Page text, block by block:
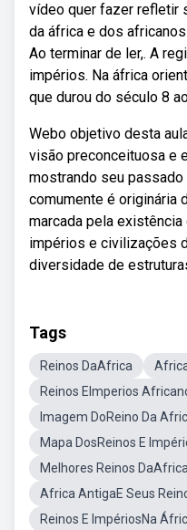
vídeo quer fazer refletir
da áfrica e dos
Ao terminar de ler,. A
impérios. Na áfrica
que durou do século 8
Webo objetivo desta
visão preconceituosa e
mostrando seu
comumente é originária
marcada pela
impérios e civilizações
diversidade de
Tags
Reinos DaAfrica
Reinos EImperios
Imagem DoReino Da
Mapa DosReinos E
Melhores Reinos DaAfrica
Africa AntigaE Seus
Reinos E ImpériosNa